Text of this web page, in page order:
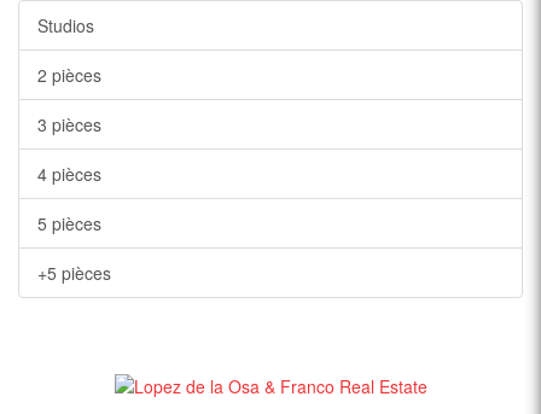
Studios
2 pièces
3 pièces
4 pièces
5 pièces
+5 pièces